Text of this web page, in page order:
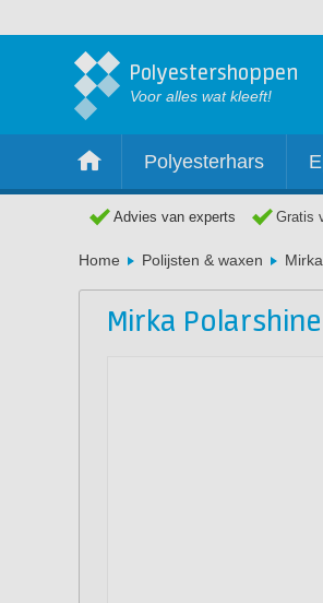
Polyestershoppen
Voor alles wat kleeft!
Polyesterhars
Advies van experts Gratis
Home Polijsten & waxen
Mirka